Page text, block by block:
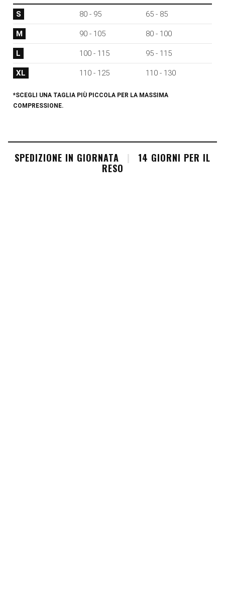
S 80 - 95 65 - 85
M 90 - 105 80 - 100
L 100 - 115 95 - 115
XL 110 - 125 110 - 130
*SCEGLI UNA TAGLIA PIÙ PICCOLA PER LA MASSIMA
COMPRESSIONE.
SPEDIZIONE IN GIORNATA |
14 GIORNI PER IL
RESO